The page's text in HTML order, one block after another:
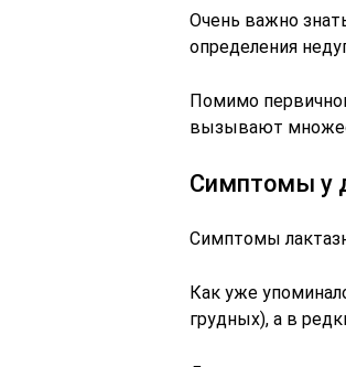
Очень важно
определения
Помимо
вызывают
Симптомы у
Симптомы
Как уже
грудных), а в